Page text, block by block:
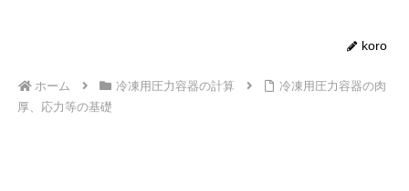
koro
ホーム 冷凍用圧力容器の計算
冷凍用圧力容器の肉
厚、応力等の基礎